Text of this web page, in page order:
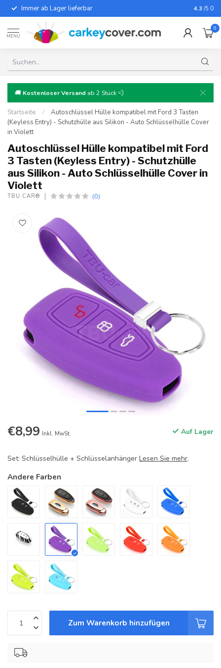
Immer ab Lager lieferbar Für fast
4.3 /5.0
MENU
0
🚚 Kostenloser Versand ab 2 Stück 💨
Startseite /
Autoschlüssel Hülle kompatibel mit Ford 3 Tasten
(Keyless Entry) - Schutzhülle aus Silikon - Auto Schlüsselhülle Cover
in Violett
Autoschlüssel Hülle kompatibel mit Ford
3 Tasten (Keyless Entry) - Schutzhülle
aus Silikon - Auto Schlüsselhülle Cover in
Violett
TBU CAR® (0)
€8,99 Inkl. MwSt. Auf Lager
Set: Schlüsselhülle + Schlüsselanhänger Lesen Sie mehr.
Andere Farben
Zum Warenkorb hinzufügen